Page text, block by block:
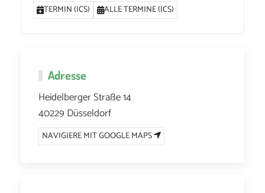
TERMIN (ICS) ALLE TERMINE (ICS)
Adresse
Heidelberger Straße 14
40229 Düsseldorf
NAVIGIERE MIT GOOGLE MAPS